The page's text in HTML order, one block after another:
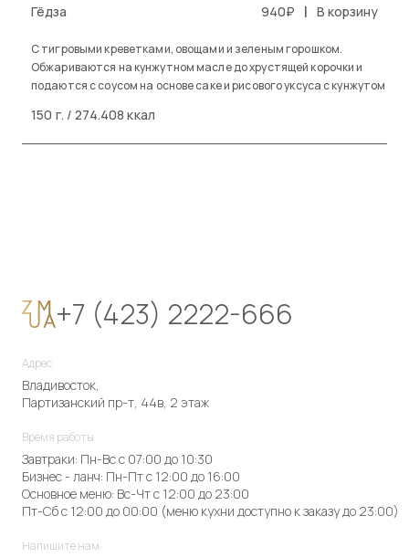
Гёдза 940₽ | В корзину
С тигровыми креветками, овощами и зеленым горошком.
Обжариваются на кунжутном масле до хрустящей корочки и
подаются с соусом на основе саке и рисового уксуса с кунжутом
150 г. / 274.408 ккал
+7 (423) 2222-666
Адрес
Владивосток,
Партизанский пр-т, 44в, 2 этаж
Время работы
Завтраки: Пн-Вс с 07:00 до 10:30
Бизнес - ланч: Пн-Пт с 12:00 до 16:00
Основное меню: Вс-Чт с 12:00 до 23:00
Пт-Сб с 12:00 до 00:00 (меню кухни доступно к заказу до 23:00)
Напишите нам